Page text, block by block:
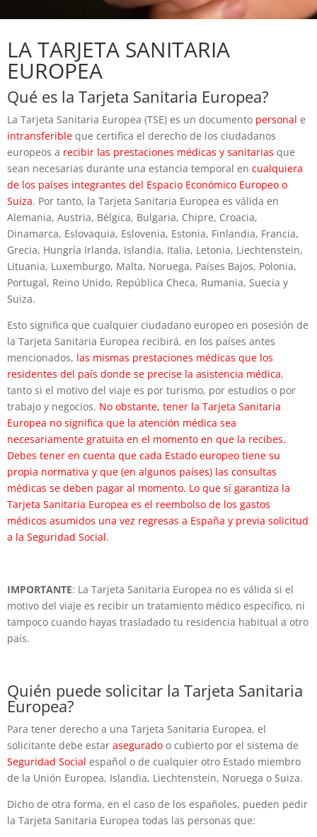
LA TARJETA SANITARIA
EUROPEA
Qué es la Tarjeta Sanitaria Europea?
La Tarjeta Sanitaria Europea (TSE) es un documento personal e
intransferible que certifica el derecho de los ciudadanos
europeos a recibir las prestaciones médicas y sanitarias que
sean necesarias durante una estancia temporal en cualquiera
de los países integrantes del Espacio Económico Europeo o
Suiza. Por tanto, la Tarjeta Sanitaria Europea es válida en
Alemania, Austria, Bélgica, Bulgaria, Chipre, Croacia,
Dinamarca, Eslovaquia, Eslovenia, Estonia, Finlandia, Francia,
Grecia, Hungría Irlanda, Islandia, Italia, Letonia, Liechtenstein,
Lituania, Luxemburgo, Malta, Noruega, Países Bajos, Polonia,
Portugal, Reino Unido, República Checa, Rumania, Suecia y
Suiza.
Esto significa que cualquier ciudadano europeo en posesión de
la Tarjeta Sanitaria Europea recibirá, en los países antes
mencionados, las mismas prestaciones médicas que los
residentes del país donde se precise la asistencia médica,
tanto si el motivo del viaje es por turismo, por estudios o por
trabajo y negocios. No obstante, tener la Tarjeta Sanitaria
Europea no significa que la atención médica sea
necesariamente gratuita en el momento en que la recibes.
Debes tener en cuenta que cada Estado europeo tiene su
propia normativa y que (en algunos países) las consultas
médicas se deben pagar al momento. Lo que sí garantiza la
Tarjeta Sanitaria Europea es el reembolso de los gastos
médicos asumidos una vez regresas a España y previa solicitud
a la Seguridad Social.
IMPORTANTE: La Tarjeta Sanitaria Europea no es válida si el
motivo del viaje es recibir un tratamiento médico específico, ni
tampoco cuando hayas trasladado tu residencia habitual a otro
país.
Quién puede solicitar la Tarjeta Sanitaria
Europea?
Para tener derecho a una Tarjeta Sanitaria Europea, el
solicitante debe estar asegurado o cubierto por el sistema de
Seguridad Social español o de cualquier otro Estado miembro
de la Unión Europea, Islandia, Liechtenstein, Noruega o Suiza.
Dicho de otra forma, en el caso de los españoles, pueden pedir
la Tarjeta Sanitaria Europea todas las personas que: